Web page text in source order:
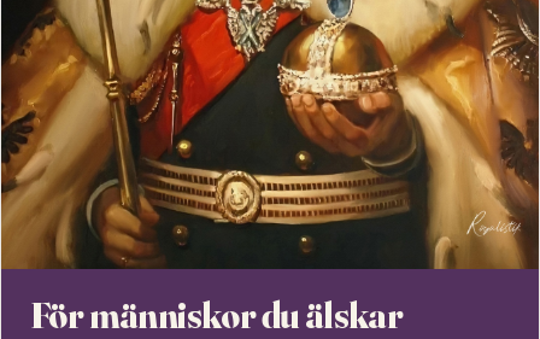
För människor du älskar